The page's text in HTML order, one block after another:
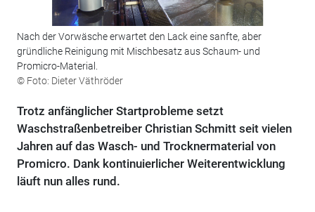
Nach der Vorwäsche erwartet den Lack eine sanfte, aber
gründliche Reinigung mit Mischbesatz aus Schaum- und
Promicro-Material.
© Foto: Dieter Väthröder
Trotz anfänglicher Startprobleme setzt
Waschstraßenbetreiber Christian Schmitt seit vielen
Jahren auf das Wasch- und Trocknermaterial von
Promicro. Dank kontinuierlicher Weiterentwicklung
läuft nun alles rund.